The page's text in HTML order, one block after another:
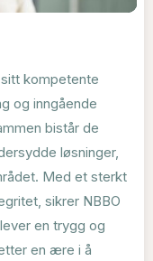
kompetente
og inngående
bistår de
løsninger,
Med et sterkt
sikrer NBBO
en trygg og
en ære i å